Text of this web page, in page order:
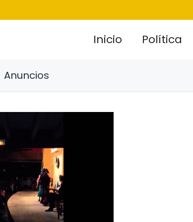
Inicio Política
Anuncios